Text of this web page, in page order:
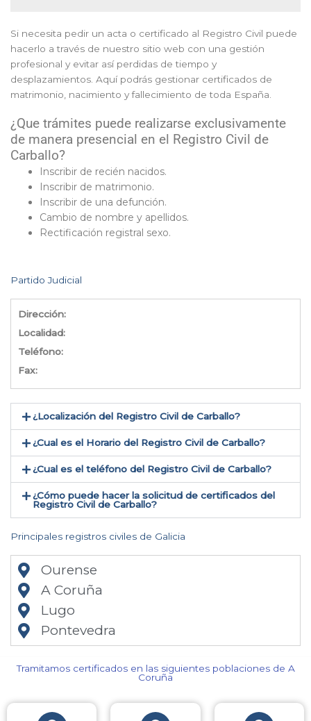
Si necesita pedir un acta o certificado al Registro Civil puede
hacerlo a través de nuestro sitio web con una gestión
profesional y evitar así perdidas de tiempo y
desplazamientos. Aquí podrás gestionar certificados de
matrimonio, nacimiento y fallecimiento de toda España.
¿Que trámites puede realizarse exclusivamente
de manera presencial en el Registro Civil de
Carballo?
Inscribir de recién nacidos.
Inscribir de matrimonio.
Inscribir de una defunción.
Cambio de nombre y apellidos.
Rectificación registral sexo.
Partido Judicial
Dirección:
Localidad:
Teléfono:
Fax:
¿Localización del Registro Civil de Carballo​?
¿Cual es el Horario del Registro Civil de Carballo?
¿Cual es el teléfono del Registro Civil de Carballo​?
¿Cómo puede hacer la solicitud de certificados del
Registro Civil de Carballo​?
Principales registros civiles de Galicia
Ourense
A Coruña
Lugo
Pontevedra
Tramitamos certificados en las siguientes poblaciones de A
Coruña​